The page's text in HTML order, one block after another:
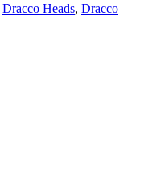
Dracco Heads, Dracco